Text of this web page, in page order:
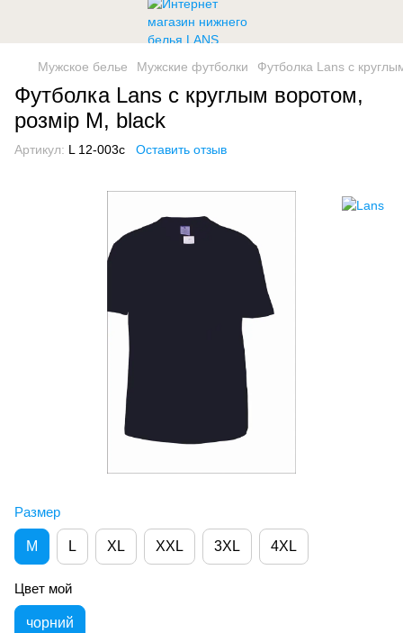
Мужское белье Мужские футболки Футболка Lans с
Футболка Lans с круглым воротом,
розмір M, black
Артикул: L 12-003c Оставить отзыв
Размер
M L XL XXL 3XL 4XL
Цвет мой
чорний